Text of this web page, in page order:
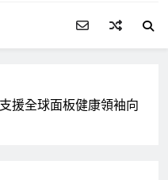
援全球面板健康領袖向